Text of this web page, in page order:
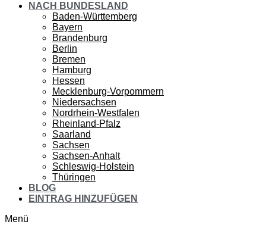
NACH BUNDESLAND
Baden-Württemberg
Bayern
Brandenburg
Berlin
Bremen
Hamburg
Hessen
Mecklenburg-Vorpommern
Niedersachsen
Nordrhein-Westfalen
Rheinland-Pfalz
Saarland
Sachsen
Sachsen-Anhalt
Schleswig-Holstein
Thüringen
BLOG
EINTRAG HINZUFÜGEN
Menü